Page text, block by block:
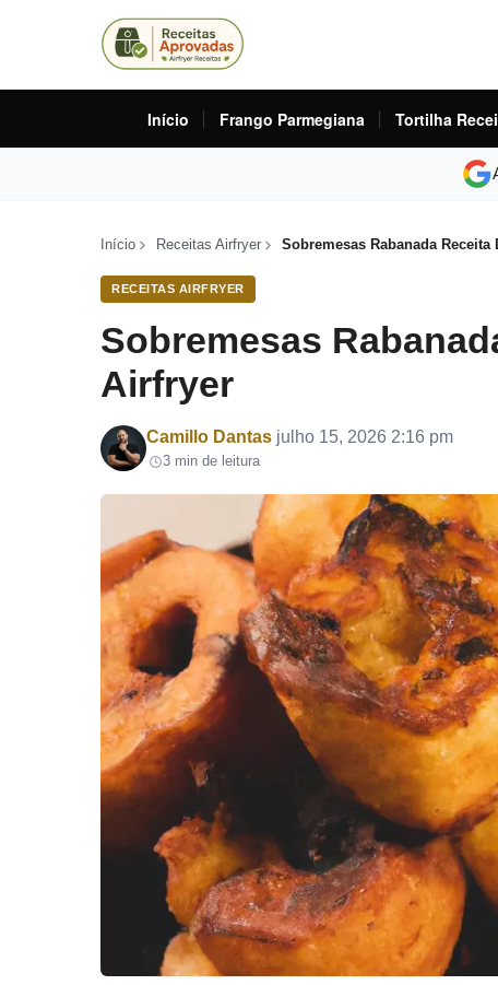
Início Frango Parmegiana Tortilha
Início Receitas Airfryer Sobremesas Rabanada
RECEITAS AIRFRYER
Sobremesas
Airfryer
Por
Camillo Dantas julho 15, 2026 2:16 pm
3 min de leitura